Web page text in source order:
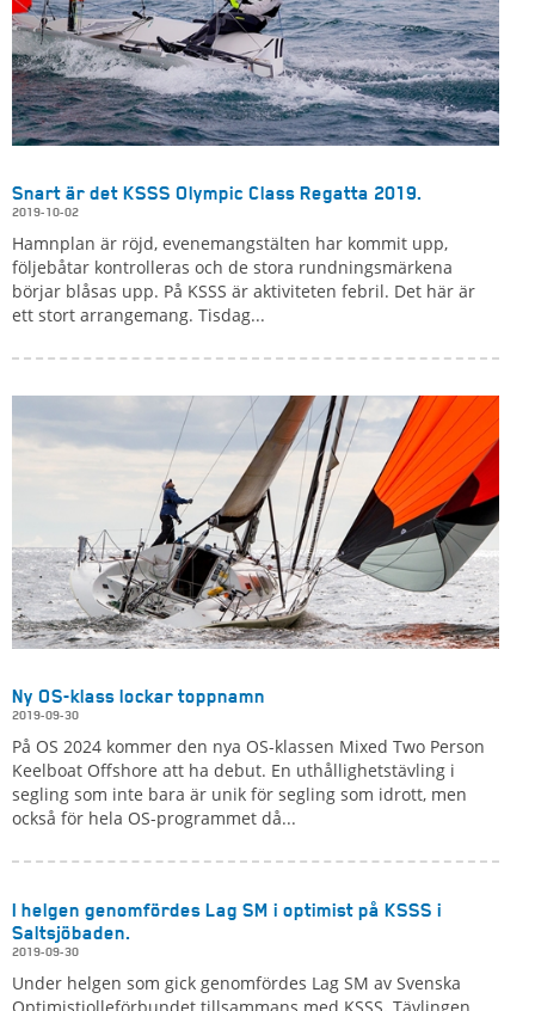
Snart är det KSSS Olympic Class Regatta 2019.
2019-10-02
Hamnplan är röjd, evenemangstälten har kommit upp,
följebåtar kontrolleras och de stora rundningsmärkena
börjar blåsas upp. På KSSS är aktiviteten febril. Det här är
ett stort arrangemang. Tisdag...
Ny OS-klass lockar toppnamn
2019-09-30
På OS 2024 kommer den nya OS-klassen Mixed Two Person
Keelboat Offshore att ha debut. En uthållighetstävling i
segling som inte bara är unik för segling som idrott, men
också för hela OS-programmet då...
I helgen genomfördes Lag SM i optimist på KSSS i
Saltsjöbaden.
2019-09-30
Under helgen som gick genomfördes Lag SM av Svenska